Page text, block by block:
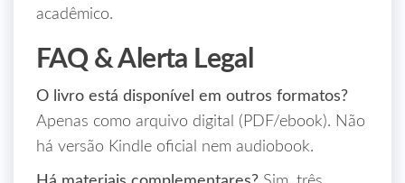
acadêmico.
FAQ & Alerta Legal
O livro está disponível em outros formatos?
Apenas como arquivo digital (PDF/ebook). Não
há versão Kindle oficial nem audiobook.